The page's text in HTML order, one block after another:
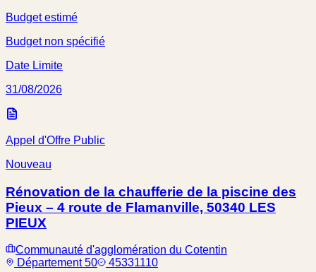
Budget estimé
Budget non spécifié
Date Limite
31/08/2026
Appel d'Offre Public
Nouveau
Rénovation de la chaufferie de la piscine des
Pieux – 4 route de Flamanville, 50340 LES
PIEUX
Communauté d'agglomération du Cotentin
Département 50
45331110